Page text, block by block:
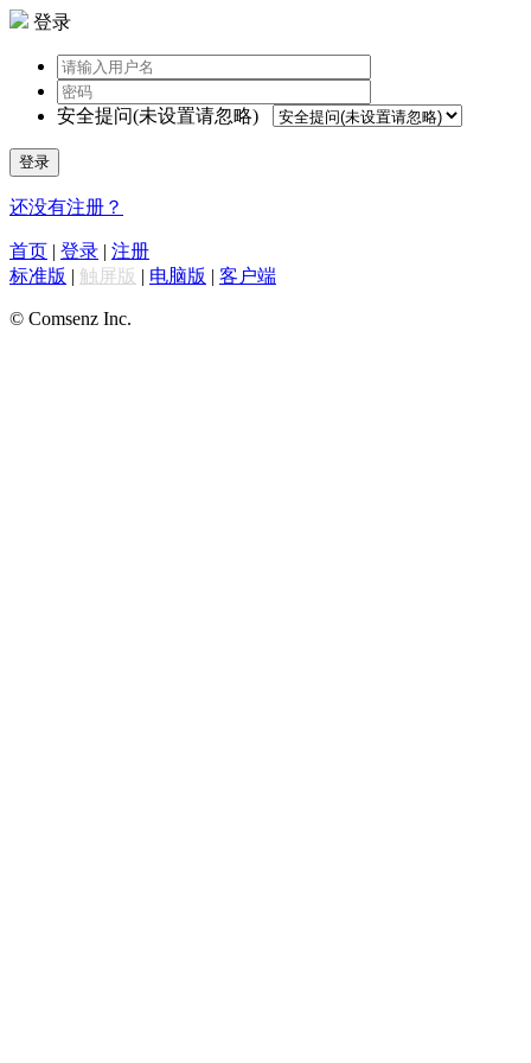
登录
安全提问(未设置请忽略)
登录
还没有注册？
首页 | 登录 | 注册
标准版 | 触屏版 | 电脑版 | 客户端
© Comsenz Inc.